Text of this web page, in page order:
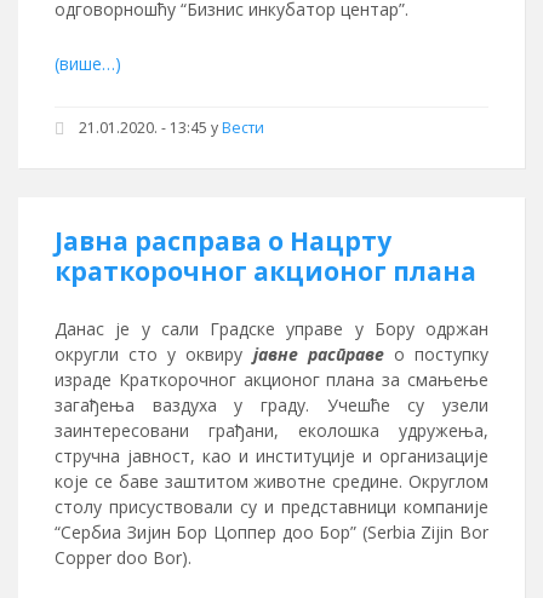
одговорношћу “Бизнис инкубатор центар”.
(више…)
21.01.2020. - 13:45 уВести
Јавна расправа о Нацрту
краткорочног акционог плана
Данас је у сали Градске управе у Бору одржан
округли сто у оквиру јавне расправео поступку
израде Краткорочног акционог плана за смањење
загађења ваздуха у граду. Учешће су узели
заинтересовани грађани, еколошка удружења,
стручна јавност, као и институције и организације
које се баве заштитом животне средине. Округлом
столу присуствовали су и представници компаније
“Сербиа Зијин Бор Цоппер доо Бор” (Serbia Zijin Bor
Copper doo Bor).